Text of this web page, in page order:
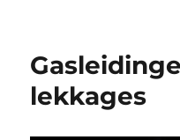
lekkages